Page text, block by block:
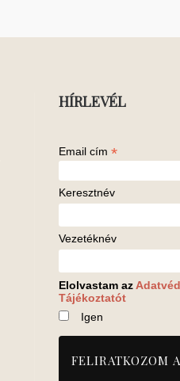
HÍRLEVÉL
Email cím *
Keresztnév
Vezetéknév
Elolvastam az
Tájékoztatót
Igen